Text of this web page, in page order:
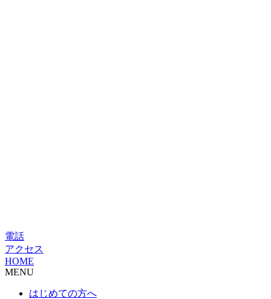
電話
アクセス
HOME
MENU
はじめての方へ